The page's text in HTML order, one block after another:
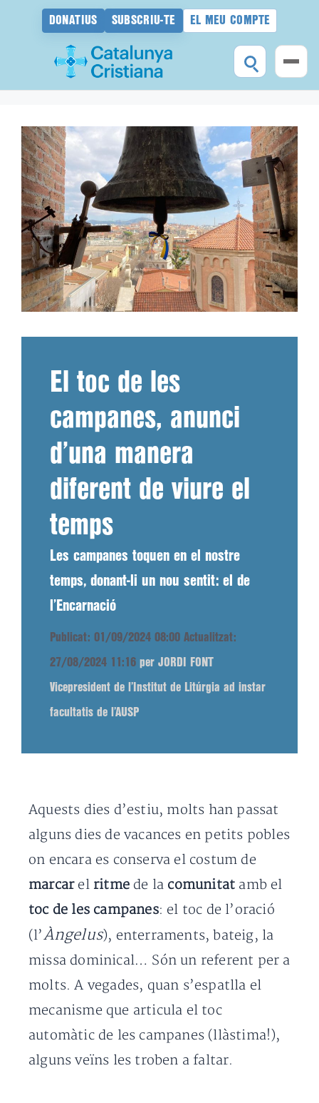
DONATIUS SUBSCRIU-TE EL MEU COMPTE
contingut
El toc de les
campanes, anunci
d’una manera
diferent de viure el
temps
Les campanes toquen en el nostre
temps, donant-li un nou sentit: el de
l’Encarnació
Publicat: 01/09/2024 08:00 Actualitzat:
27/08/2024 11:16 per JORDI FONT
Vicepresident de l’Institut de Litúrgia ad instar
facultatis de l’AUSP
Aquests dies d’estiu, molts han passat
alguns dies de vacances en petits pobles
on encara es conserva el costum de
marcar el ritme de la comunitat amb el
toc de les campanes: el toc de l’oració
(l’Àngelus), enterraments, bateig, la
missa dominical… Són un referent per a
molts. A vegades, quan s’espatlla el
mecanisme que articula el toc
automàtic de les campanes (llàstima!),
alguns veïns les troben a faltar.